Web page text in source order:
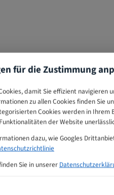
für die Zustimmung
damit Sie effizient navigieren
zu allen Cookies finden Sie
Cookies werden in
der Website
dazu, wie Googles
Sie in unserer